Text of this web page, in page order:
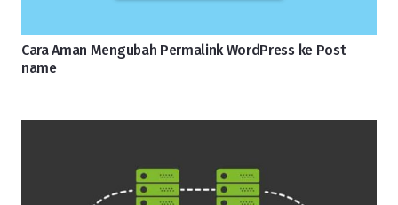
Cara Aman Mengubah Permalink WordPress ke Post
name